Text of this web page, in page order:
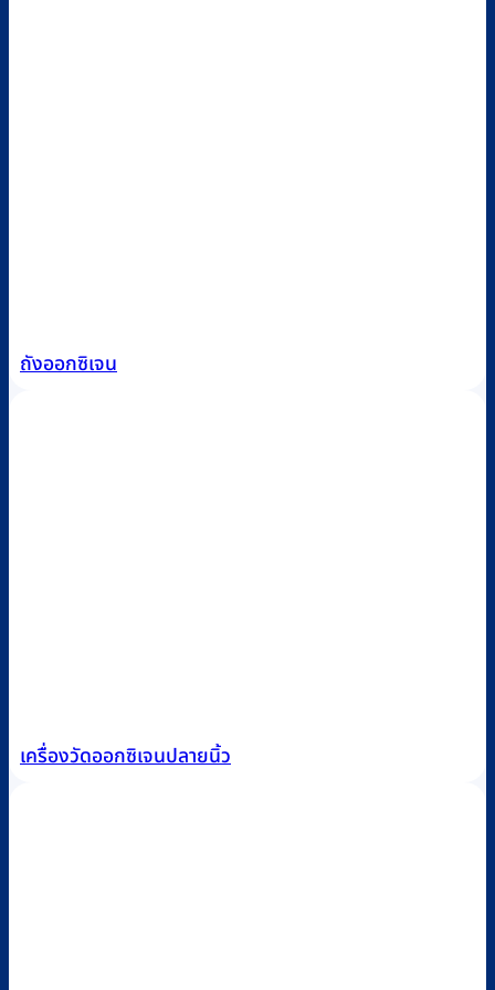
ถังออกซิเจน
เครื่องวัดออกซิเจนปลายนิ้ว